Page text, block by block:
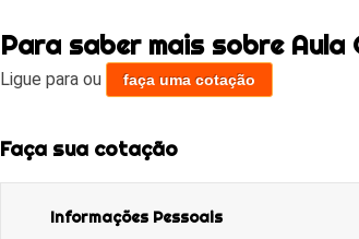
Para saber mais sobre
Ligue para ou faça uma cotação
Faça sua cotação
Informações Pessoais